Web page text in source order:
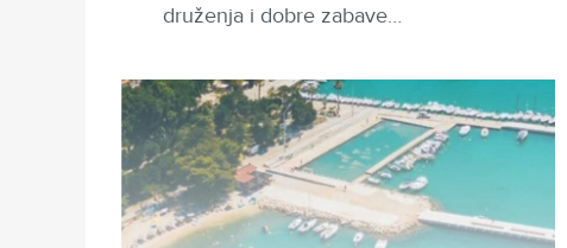
druženja i dobre zabave…